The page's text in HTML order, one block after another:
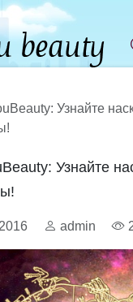
Узнайте
Узнайте
admin